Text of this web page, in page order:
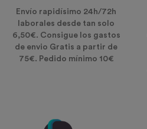
Envío rapidísimo 24h/72h
laborales desde tan solo
6,50€. Consigue los gastos
de envio Gratis a partir de
75€. Pedido mínimo 10€